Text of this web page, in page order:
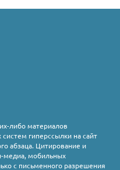
либо материалов
гиперссылки на сайт
абзаца. Цитирование и
медиа, мобильных
с письменного разрешения